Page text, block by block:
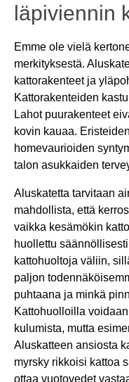
läpiviennin
Emme ole vielä
merkityksestä.
kattorakenteet ja
Kattorakenteiden
Lahot puurakenteet
kovin kauaa.
homevaurioiden
talon asukkaiden
Aluskatetta tarvitaan
mahdollista, että
vaikka kesämökin
huollettu
kattohuoltoja väliin,
paljon
puhtaana ja minkä
Kattohuolloilla
kulumista, mutta
Aluskatteen ansiosta
myrsky rikkoisi kattoa
ottaa vuotovedet